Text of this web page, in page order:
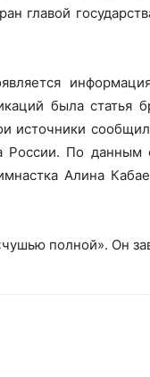
главой
была статья
источники
России. По данным
Алина
полной». Он